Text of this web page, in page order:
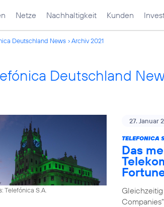
Netze Nachhaltigkeit Kunden
Deutschland News Archiv 2021
Deutschland
Telefónica S.A.
27. Januar
TELEFONICA
Das